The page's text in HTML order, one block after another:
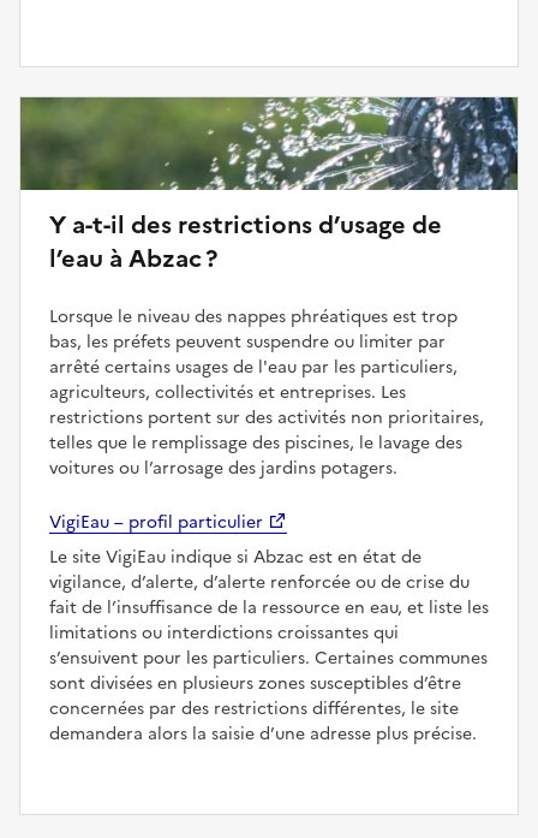
Y a-t-il des restrictions d’usage de
l’eau à Abzac ?
Lorsque le niveau des nappes phréatiques est trop
bas, les préfets peuvent suspendre ou limiter par
arrêté certains usages de l'eau par les particuliers,
agriculteurs, collectivités et entreprises. Les
restrictions portent sur des activités non prioritaires,
telles que le remplissage des piscines, le lavage des
voitures ou l’arrosage des jardins potagers.
VigiEau – profil particulier
Le site VigiEau indique si Abzac est en état de
vigilance, d’alerte, d’alerte renforcée ou de crise du
fait de l’insuffisance de la ressource en eau, et liste les
limitations ou interdictions croissantes qui
s’ensuivent pour les particuliers. Certaines communes
sont divisées en plusieurs zones susceptibles d’être
concernées par des restrictions différentes, le site
demandera alors la saisie d’une adresse plus précise.